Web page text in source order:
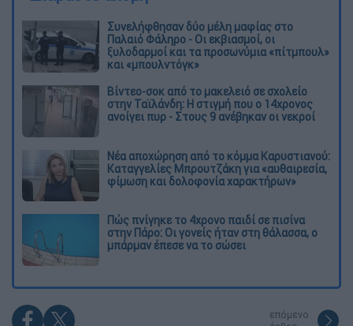
Συνελήφθησαν δύο μέλη μαφίας στο
Παλαιό Φάληρο - Οι εκβιασμοί, οι
ξυλοδαρμοί και τα προσωνύμια «πίτμπουλ»
και «μπουλντόγκ»
Βίντεο-σοκ από το μακελειό σε σχολείο
στην Ταϊλάνδη: Η στιγμή που ο 14χρονος
ανοίγει πυρ - Στους 9 ανέβηκαν οι νεκροί
Νέα αποχώρηση από το κόμμα Καρυστιανού:
Καταγγελίες Μπρουτζάκη για «αυθαιρεσία,
φίμωση και δολοφονία χαρακτήρων»
Πώς πνίγηκε το 4χρονο παιδί σε πισίνα
στην Πάρο: Οι γονείς ήταν στη θάλασσα, ο
μπάρμαν έπεσε να το σώσει
επόμενο